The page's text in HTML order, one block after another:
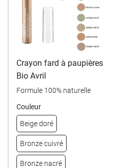
Crayon fard à paupières
Bio Avril
Formule 100% naturelle
Couleur
Beige doré
Bronze cuivré
Bronze nacré